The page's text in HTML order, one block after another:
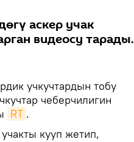
аскер учак
видеосу тарады.
учкучтардын тобу
чеберчилигин
RT .
кууп жетип,